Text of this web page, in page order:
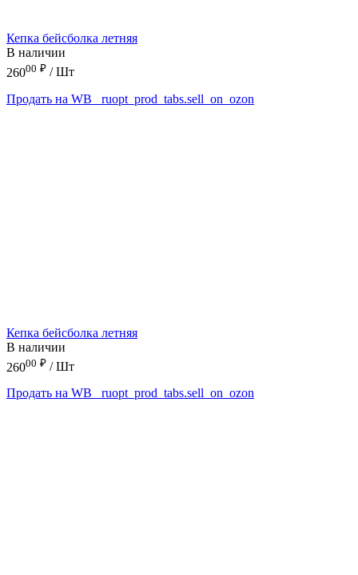
Кепка бейсболка летняя
В наличии
26000 ₽ / Шт
Продать на WB
_ruopt_prod_tabs.sell_on_ozon
Кепка бейсболка летняя
В наличии
26000 ₽ / Шт
Продать на WB
_ruopt_prod_tabs.sell_on_ozon